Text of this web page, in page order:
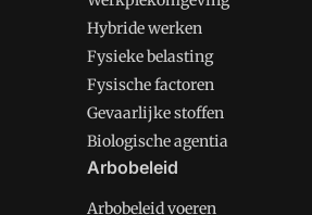
Hybride werken
Fysieke belasting
Fysische factoren
Gevaarlijke stoffen
Biologische agentia
Arbobeleid
Arbobeleid voeren